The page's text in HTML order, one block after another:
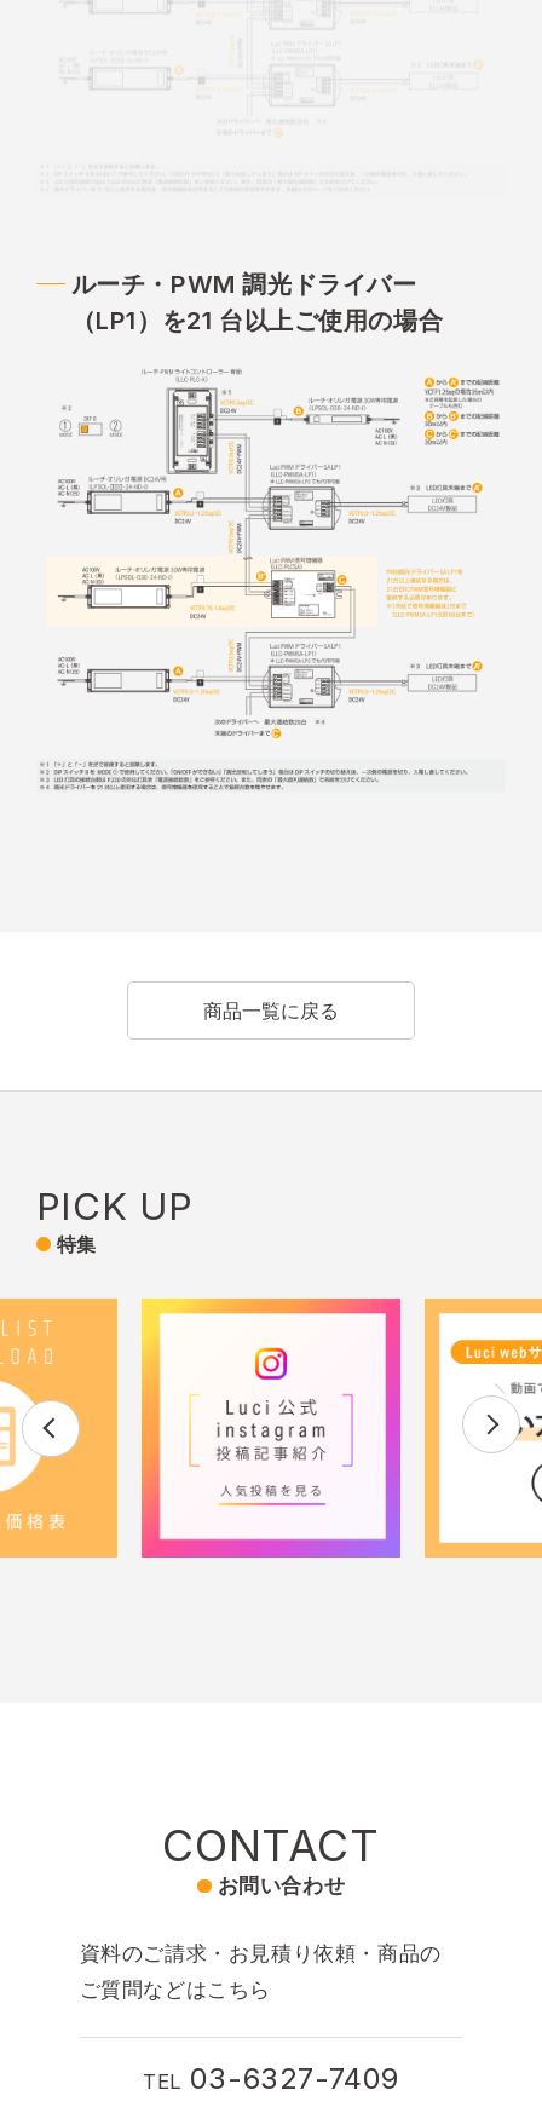
ルーチ・PWM 調光ドライバー
（LP1）を21 台以上ご使用の場合
商品一覧に戻る
PICK UP
特集
CONTACT
お問い合わせ
資料のご請求・お見積り依頼・商品の
ご質問などはこちら
TEL 03-6327-7409